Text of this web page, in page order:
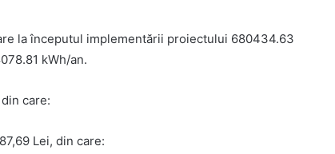
la începutul implementării proiectului 680434.63
kWh/an.
care:
Lei, din care: